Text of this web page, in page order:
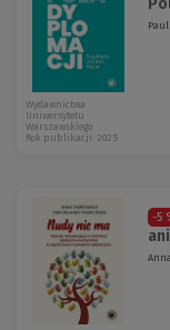
Wydawnictwa
Uniwersytetu
Warszawskiego
Rok publikacji: 2025
-5